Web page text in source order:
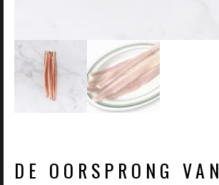
DE OORSPRONG VAN